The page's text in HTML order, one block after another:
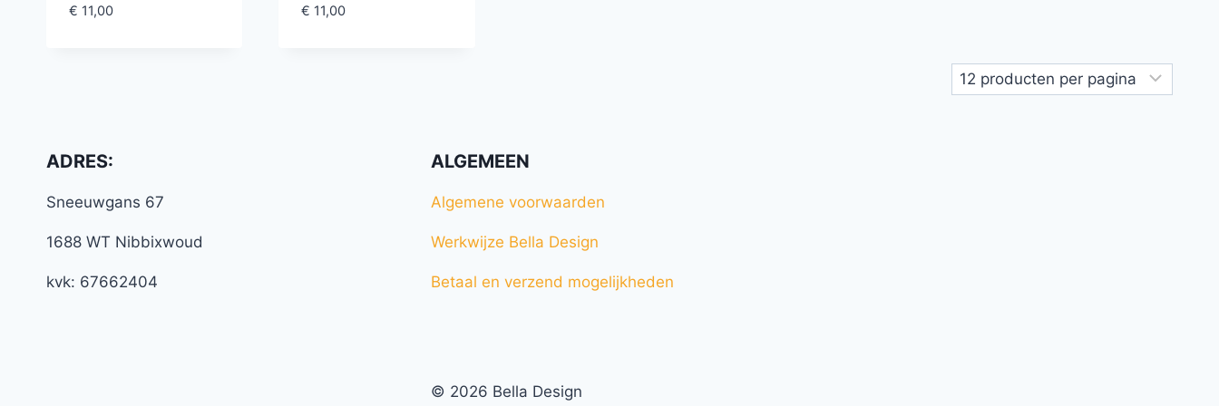
€ 11,00 € 11,00
ADRES:
Sneeuwgans 67
1688 WT Nibbixwoud
kvk: 67662404
ALGEMEEN
Algemene voorwaarden
Werkwijze Bella Design
Betaal en verzend mogelijkheden
© 2026 Bella Design